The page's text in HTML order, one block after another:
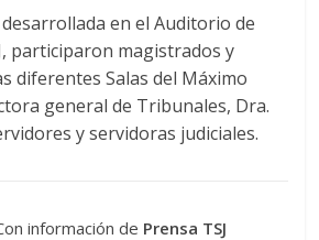
en el Auditorio de
participaron magistrados y
diferentes Salas del Máximo
general de Tribunales, Dra.
y servidoras judiciales.
información de Prensa TSJ